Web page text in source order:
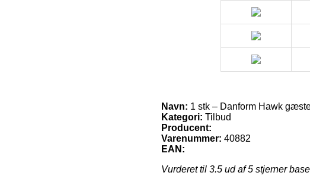
Navn: 1 stk – Danform Hawk
Kategori: Tilbud
Producent:
Varenummer: 40882
EAN:
Vurderet til 3.5 ud af 5 stjerner